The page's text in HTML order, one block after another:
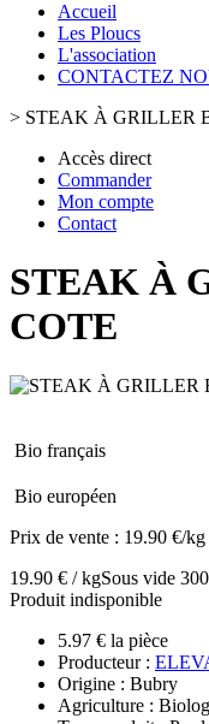
Accueil
Les Ploucs
L'association
CONTACTEZ
> STEAK À GRILLER
Accès direct
Commander
Mon compte
Contact
STEAK À
COTE
Bio français
Bio européen
Prix de vente : 19.90 €/kg
19.90 € / kgSous vide
Produit indisponible
5.97 € la pièce
Producteur :
Origine : Bubry
Agriculture :